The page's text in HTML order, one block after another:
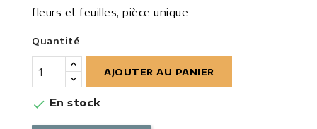
fleurs et feuilles, pièce unique
Quantité
AJOUTER AU PANIER
 En stock